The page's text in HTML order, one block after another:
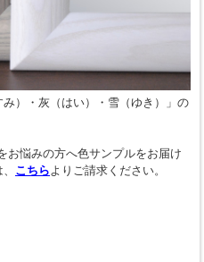
）・灰（はい）・雪（ゆき）」の
お悩みの方へ色サンプルをお届け
こちら よりご請求ください。